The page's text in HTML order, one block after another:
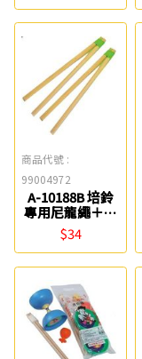
商品代號 :
99004972
A-10188B 培鈴
專用尼龍繩＋棍
子 巨倫
$34